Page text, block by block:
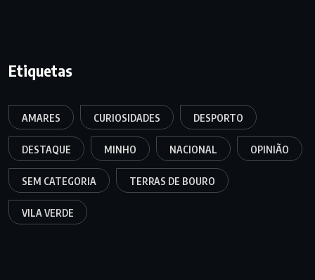
Etiquetas
AMARES CURIOSIDADES DESPORTO
DESTAQUE MINHO NACIONAL OPINIÃO
SEM CATEGORIA TERRAS DE BOURO
VILA VERDE